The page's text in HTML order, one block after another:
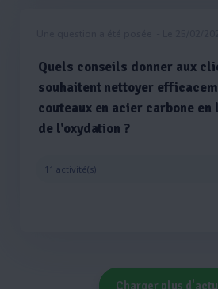
Quels conseils donner aux
souhaitent nettoyer
couteaux en acier carbone
de l'oxydation ?
11 activité(s)
Charger plus